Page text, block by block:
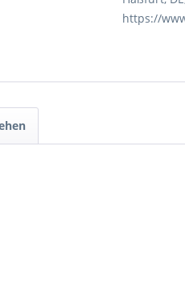
https://